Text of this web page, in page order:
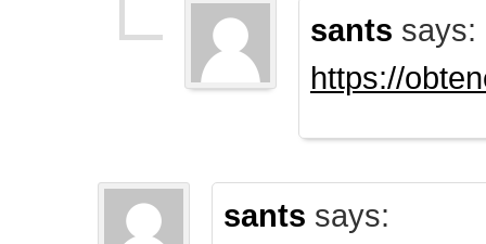
sants says:
https://
sants says: